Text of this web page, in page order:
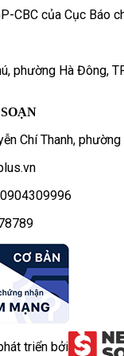
CBC của Cục Báo
phường Hà Đông,
Chí Thanh, phường
triển bởi